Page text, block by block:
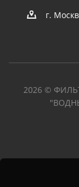
г.
2026 ©